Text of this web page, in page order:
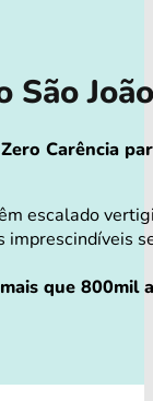
São
Carência
escalado
que 800mil